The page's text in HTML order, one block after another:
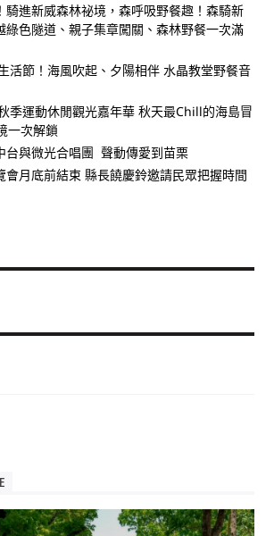
騎進新威森林祕境，森呼吸野餐趣！森騎新
綠色隧道、親子集章闖關、森林野餐一次滿
活節！海風吹起、夕陽相伴 水晶教堂野餐音
季運動休閒觀光嘉年華 秋天最Chill的海島冒
一次解鎖
台與微光合唱團 聲動傳愛到苗栗
會月底前結束 縣長饒慶鈴邀請民眾把握時間